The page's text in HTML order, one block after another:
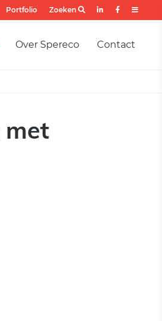
Portfolio Zoeken
Over Spereco Contact
met